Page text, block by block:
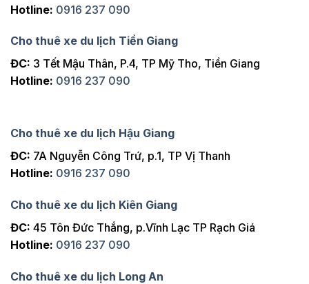
Hotline: 0916 237 090
Cho thuê xe du lịch Tiền Giang
ĐC: 3 Tết Mậu Thân, P.4, TP Mỹ Tho, Tiền Giang
Hotline: 0916 237 090
Cho thuê xe du lịch Hậu Giang
ĐC: 7A Nguyễn Công Trứ, p.1, TP Vị Thanh
Hotline: 0916 237 090
Cho thuê xe du lịch Kiên Giang
ĐC: 45 Tôn Đức Thắng, p.Vĩnh Lạc TP Rạch Giá
Hotline: 0916 237 090
Cho thuê xe du lịch Long An